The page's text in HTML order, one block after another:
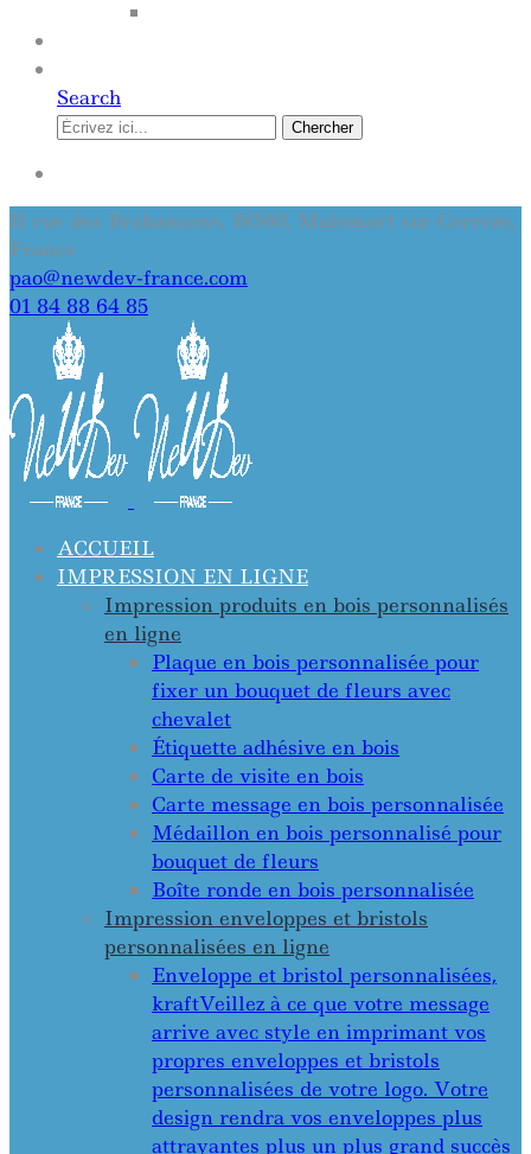
Search
Chercher
11 rue des Brabançons, 19360, Malemort sur Correze,
France
pao@newdev-france.com
01 84 88 64 85
ACCUEIL
IMPRESSION EN LIGNE
Impression produits en bois personnalisés
en ligne
Plaque en bois personnalisée pour
fixer un bouquet de fleurs avec
chevalet
Étiquette adhésive en bois
Carte de visite en bois
Carte message en bois personnalisée
Médaillon en bois personnalisé pour
bouquet de fleurs
Boîte ronde en bois personnalisée
Impression enveloppes et bristols
personnalisées en ligne
Enveloppe et bristol personnalisées,
kraftVeillez à ce que votre message
arrive avec style en imprimant vos
propres enveloppes et bristols
personnalisées de votre logo. Votre
design rendra vos enveloppes plus
attrayantes plus un plus grand succès